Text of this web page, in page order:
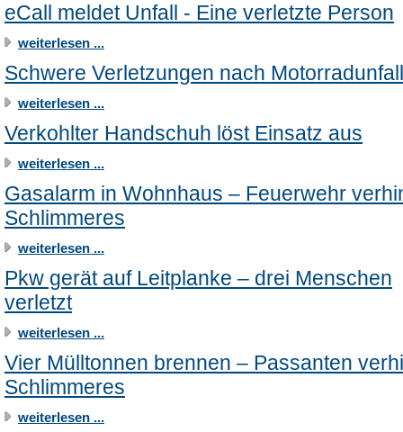
eCall meldet Unfall - Eine verletzte Person
weiterlesen ...
Schwere Verletzungen nach Motorradunfall
weiterlesen ...
Verkohlter Handschuh löst Einsatz aus
weiterlesen ...
Gasalarm in Wohnhaus – Feuerwehr
Schlimmeres
weiterlesen ...
Pkw gerät auf Leitplanke – drei Menschen
verletzt
weiterlesen ...
Vier Mülltonnen brennen – Passanten
Schlimmeres
weiterlesen ...